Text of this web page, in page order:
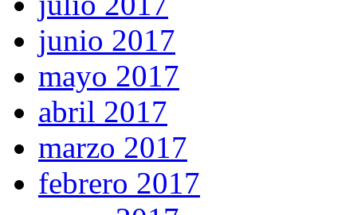
junio 2017
mayo 2017
abril 2017
marzo 2017
febrero 2017